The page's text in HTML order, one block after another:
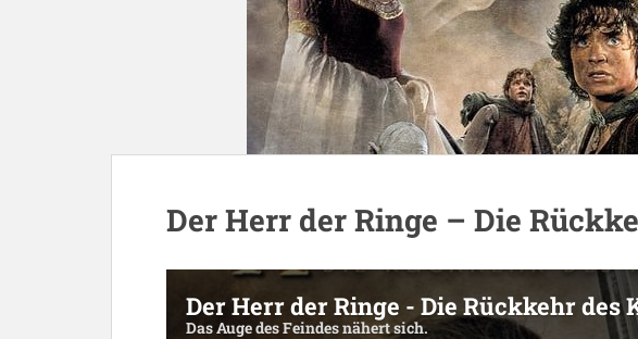
Der Herr der Ringe – Die
Der Herr der Ringe - Die Rückkehr des
Das Auge des Feindes nähert sich.